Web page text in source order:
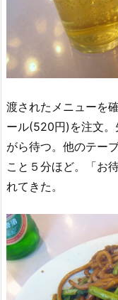
渡されたメニューを
ール(520円)を注文
がら待つ。他のテー
こと５分ほど。「お
れてきた。